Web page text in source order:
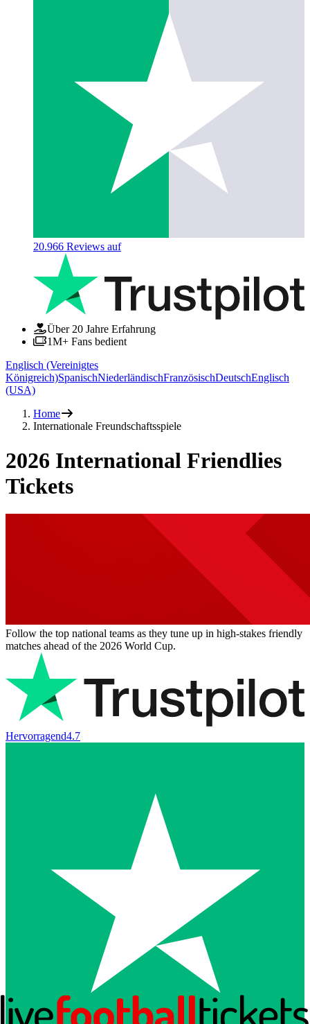
20.966 Reviews auf
Über 20 Jahre Erfahrung
1M+ Fans bedient
Englisch (Vereinigtes
Königreich)SpanischNiederländischFranzösischDeutschEnglisch
(USA)
Home
Internationale Freundschaftsspiele
2026 International Friendlies
Tickets
Follow the top national teams as they tune up in high-stakes friendly
matches ahead of the 2026 World Cup.
Hervorragend4.7